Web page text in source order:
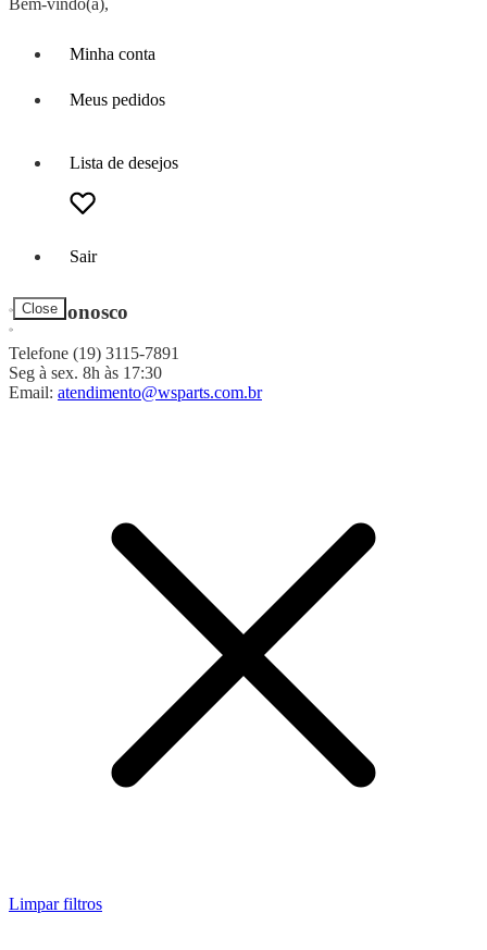
Bem-vindo(a),
Minha conta
Meus pedidos
Lista de desejos
Sair
Close
Fale Conosco
Telefone (19) 3115-7891
Seg à sex. 8h às 17:30
Email: atendimento@wsparts.com.br
Limpar filtros